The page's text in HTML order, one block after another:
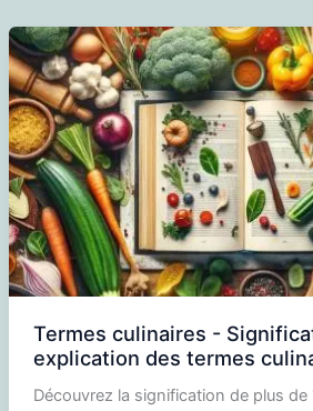
Termes culinaires -
explication des termes
Découvrez la signification de plus de